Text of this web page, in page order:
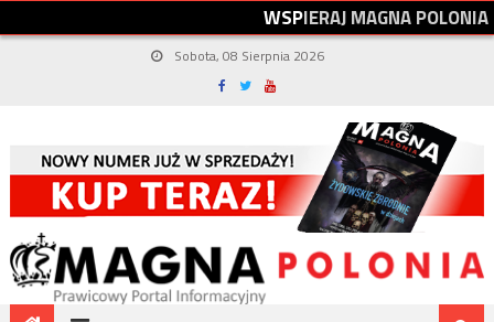
WSPIERAJMAGNAPOLONIA
Sobota, 08 Sierpnia 2026